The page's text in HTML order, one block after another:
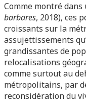
Comme montré
barbares, 2018), ces
croissants sur la
assujettissements
grandissantes de
relocalisations
comme surtout au
métropolitains, par
reconsidération du